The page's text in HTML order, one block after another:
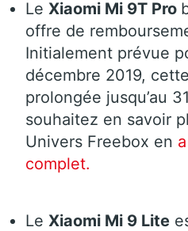
Le Xiaomi Mi 9T Pro
offre de
Initialement prévue
décembre 2019,
prolongée jusqu’au
souhaitez en savoir
Univers Freebox en
complet.
Le Xiaomi Mi 9 Lite